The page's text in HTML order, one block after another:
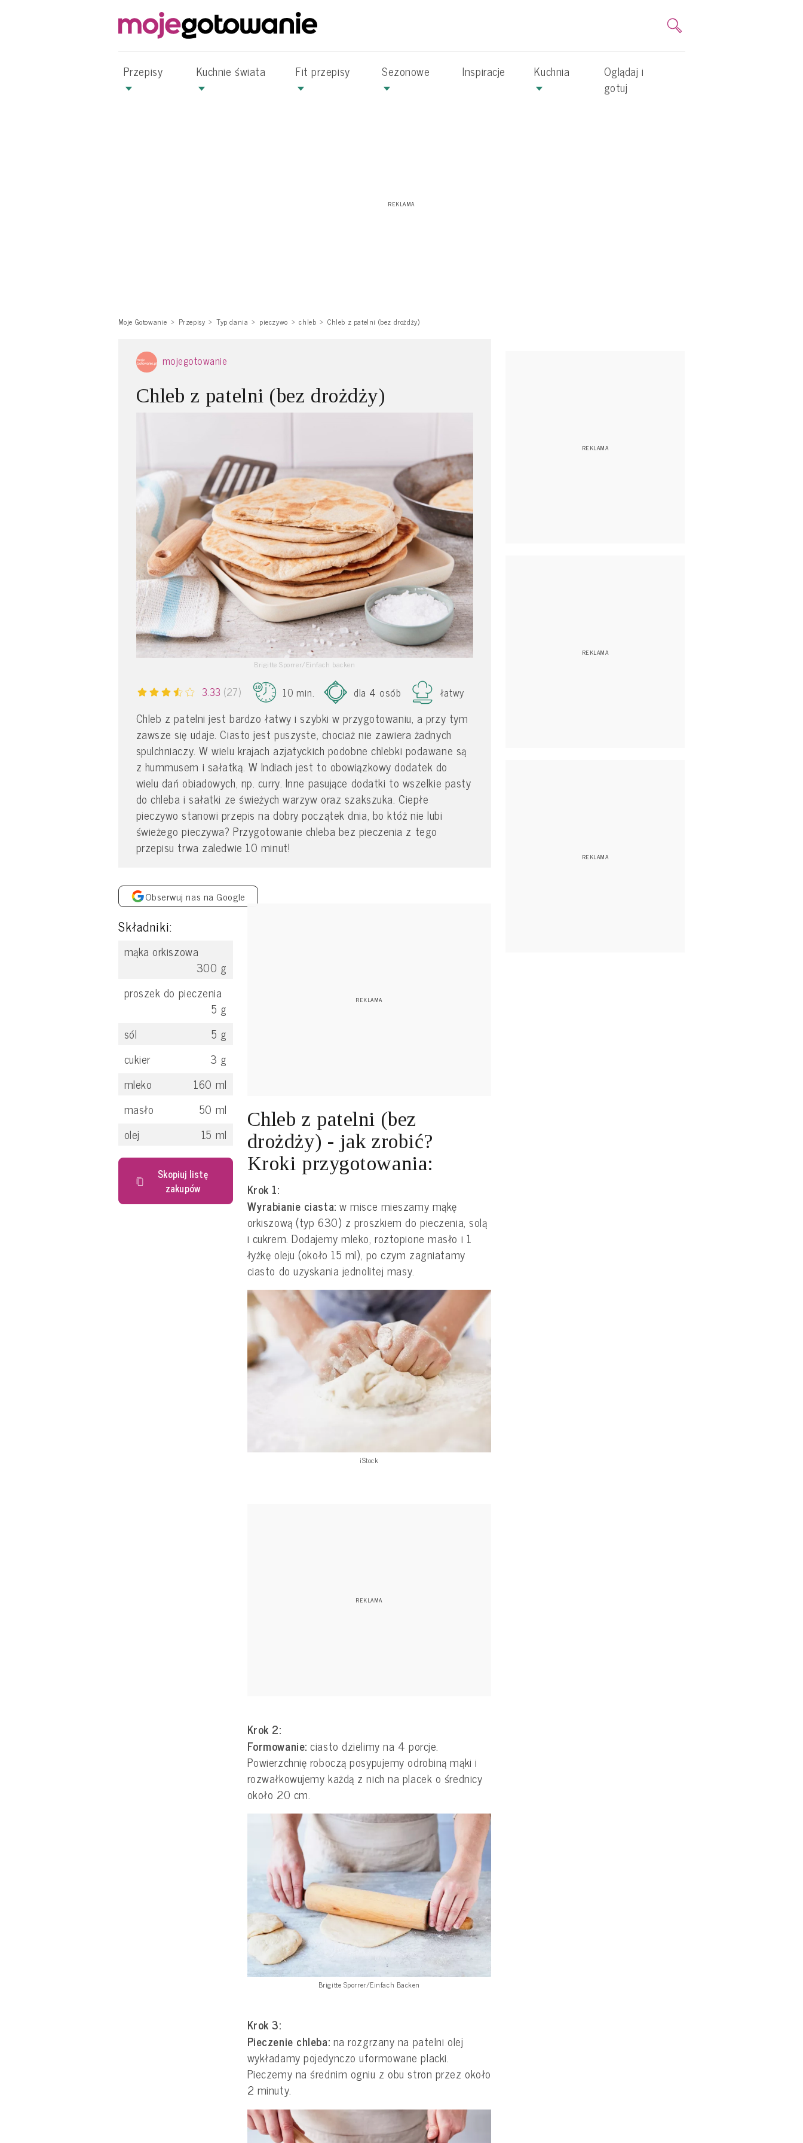
Przepisy Kuchnie świata Fit przepisy Sezonowe Inspiracje Kuchnia
Oglądaj i
gotuj
Moje Gotowanie Przepisy Typ dania pieczywo chleb Chleb z patelni (bez drożdży)
mojegotowanie
Chleb z patelni (bez drożdży)
Brigitte Sporrer/Einfach backen
3.33 (27) 10 min. dla 4 osób łatwy
Chleb z patelni jest bardzo łatwy i szybki w przygotowaniu, a przy tym
zawsze się udaje. Ciasto jest puszyste, chociaż nie zawiera żadnych
spulchniaczy. W wielu krajach azjatyckich podobne chlebki podawane są
z hummusem i sałatką. W Indiach jest to obowiązkowy dodatek do
wielu dań obiadowych, np. curry. Inne pasujące dodatki to wszelkie pasty
do chleba i sałatki ze świeżych warzyw oraz szakszuka. Ciepłe
pieczywo stanowi przepis na dobry początek dnia, bo któż nie lubi
świeżego pieczywa? Przygotowanie chleba bez pieczenia z tego
przepisu trwa zaledwie 10 minut!
Obserwuj nas na Google
Składniki:
mąka orkiszowa
300 g
proszek do pieczenia
5 g
sól
5 g
cukier
3 g
mleko
160 ml
masło
50 ml
olej
15 ml
Skopiuj listę
zakupów
Chleb z patelni (bez
drożdży) - jak zrobić?
Kroki przygotowania:
Krok 1:
Wyrabianie ciasta:w misce mieszamy mąkę
orkiszową (typ 630) z proszkiem do pieczenia, solą
i cukrem. Dodajemy mleko, roztopione masło i 1
łyżkę oleju (około 15 ml), po czym zagniatamy
ciasto do uzyskania jednolitej masy.
iStock
Krok 2:
Formowanie:ciasto dzielimy na 4 porcje.
Powierzchnię roboczą posypujemy odrobiną mąki i
rozwałkowujemy każdą z nich na placek o średnicy
około 20 cm.
Brigitte Sporrer/Einfach Backen
Krok 3:
Pieczenie chleba: na rozgrzany na patelni olej
wykładamy pojedynczo uformowane placki.
Pieczemy na średnim ogniu z obu stron przez około
2 minuty.